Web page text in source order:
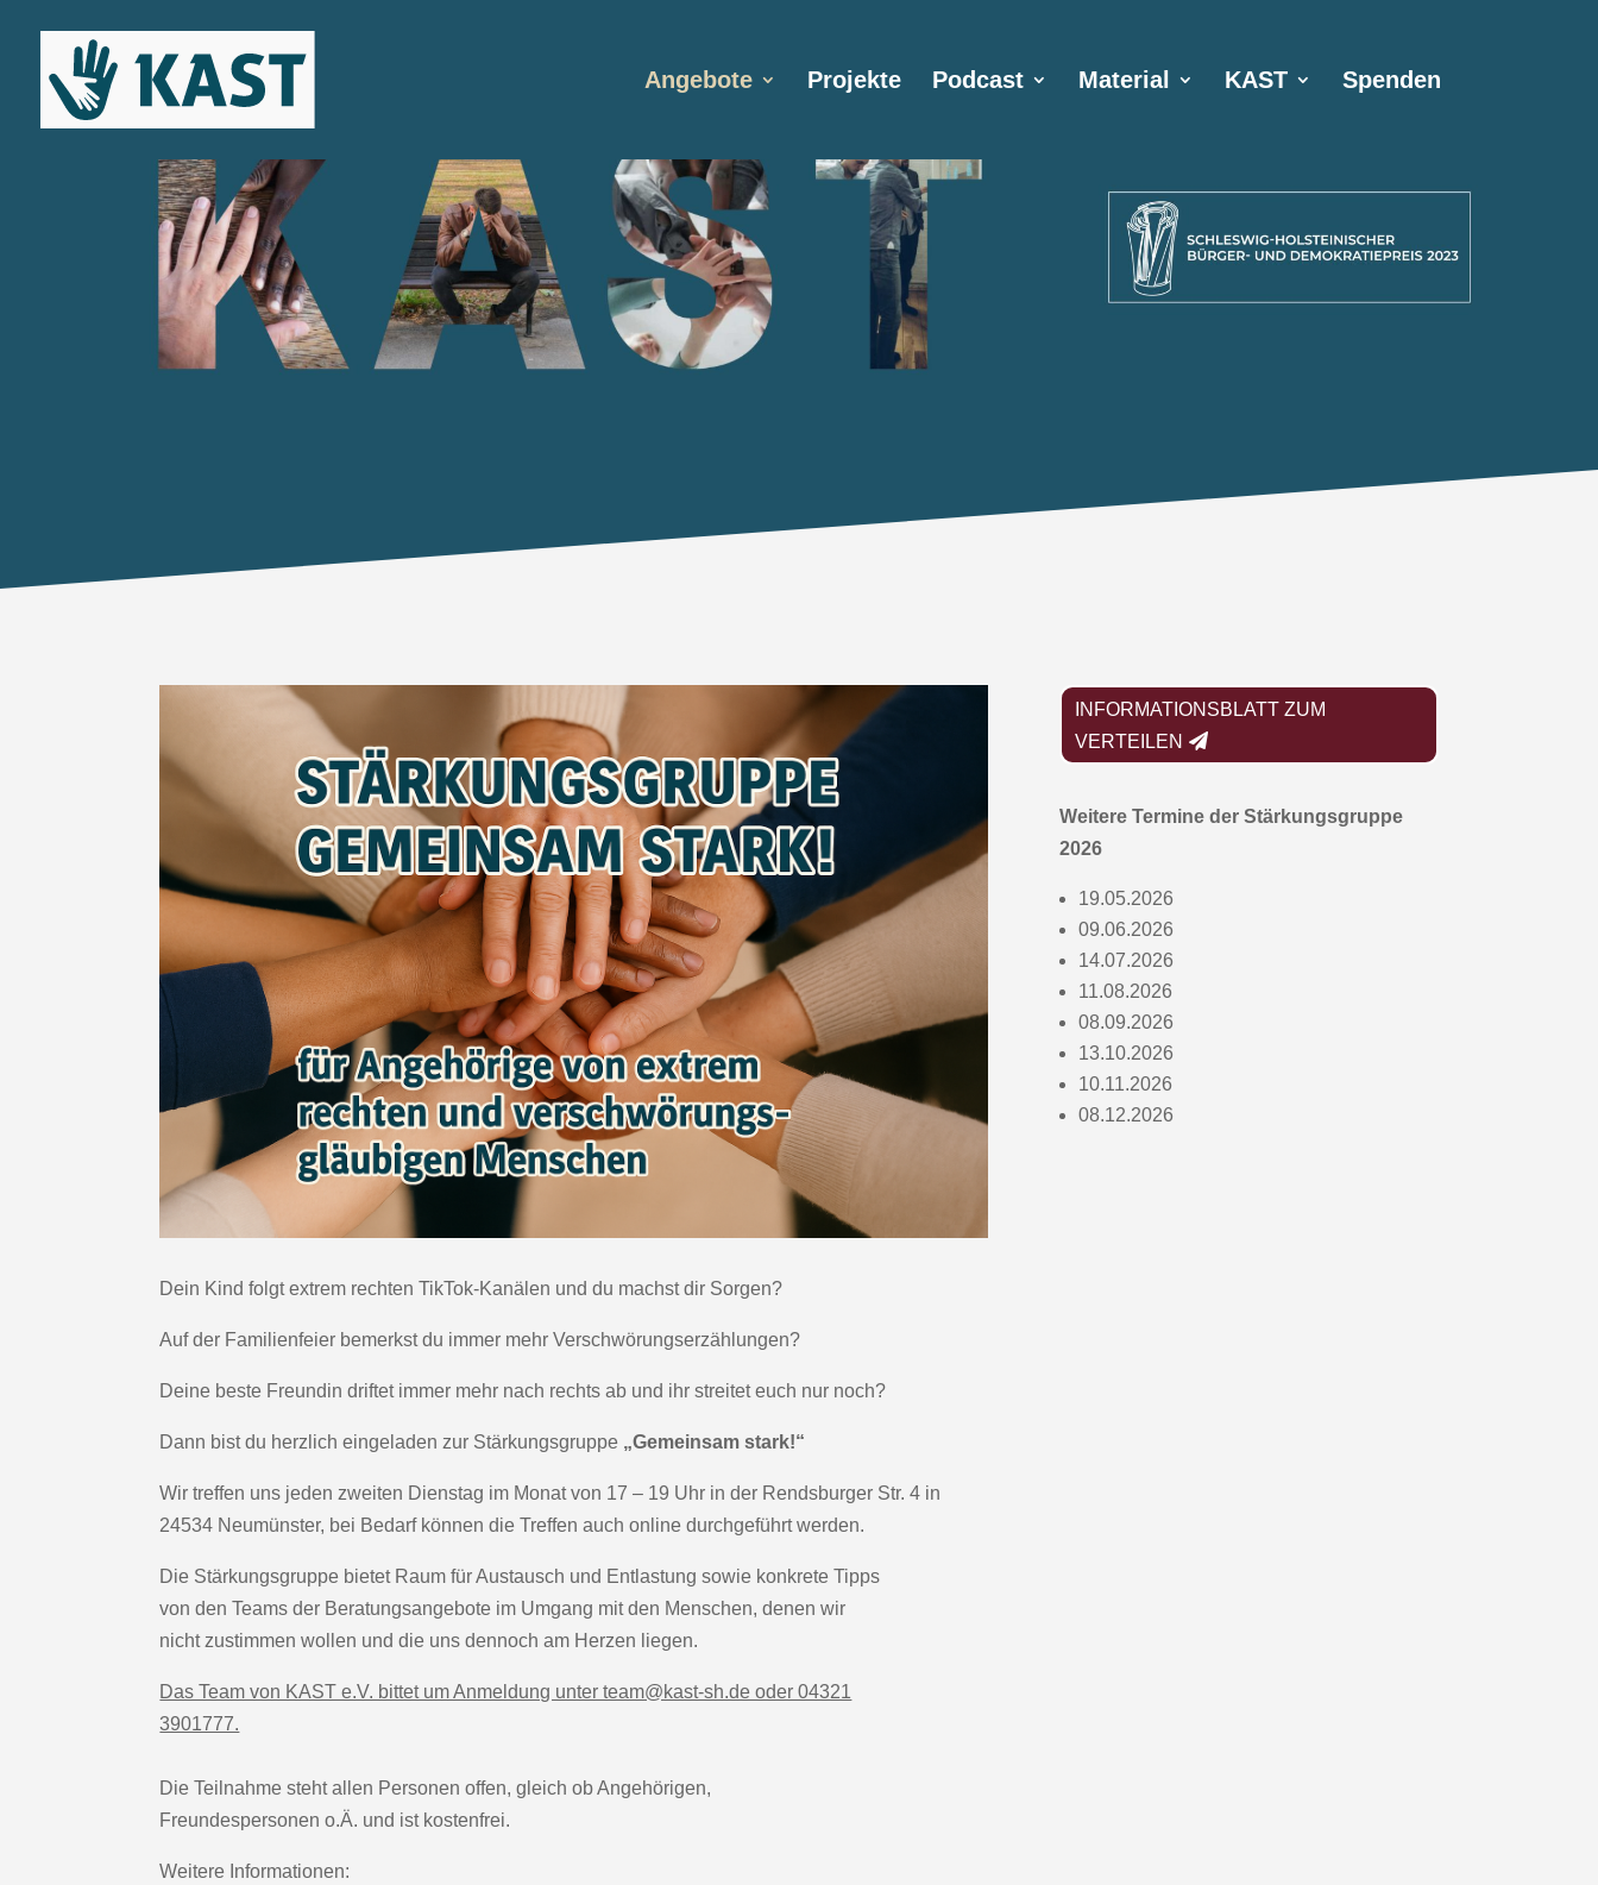
Angebote Projekte Podcast Material KAST Spenden
Dein Kind folgt extrem rechten TikTok-Kanälen und du machst dir Sorgen?
Auf der Familienfeier bemerkst du immer mehr Verschwörungserzählungen?
Deine beste Freundin driftet immer mehr nach rechts ab und ihr streitet euch nur noch?
Dann bist du herzlich eingeladen zur Stärkungsgruppe „Gemeinsam stark!“
Wir treffen uns jeden zweiten Dienstag im Monat von 17 – 19 Uhr in der Rendsburger Str. 4 in
24534 Neumünster, bei Bedarf können die Treffen auch online durchgeführt werden.
Die Stärkungsgruppe bietet Raum für Austausch und Entlastung sowie konkrete Tipps
von den Teams der Beratungsangebote im Umgang mit den Menschen, denen wir
nicht zustimmen wollen und die uns dennoch am Herzen liegen.
Das Team von KAST e.V. bittet um Anmeldung unter team@kast-sh.de oder 04321
3901777.
Die Teilnahme steht allen Personen offen, gleich ob Angehörigen,
Freundespersonen o.Ä. und ist kostenfrei.
Weitere Informationen:
INFORMATIONSBLATT ZUM
VERTEILEN
Weitere Termine der Stärkungsgruppe
2026
19.05.2026
09.06.2026
14.07.2026
11.08.2026
08.09.2026
13.10.2026
10.11.2026
08.12.2026